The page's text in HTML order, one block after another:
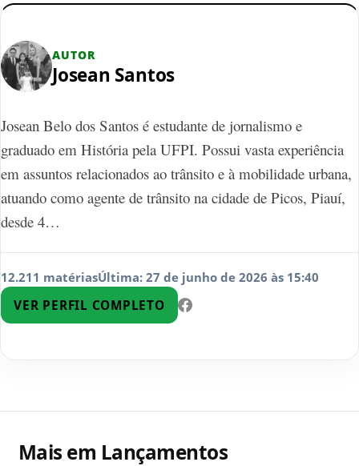
AUTOR
Josean Santos
Josean Belo dos Santos é estudante de jornalismo e
graduado em História pela UFPI. Possui vasta experiência
em assuntos relacionados ao trânsito e à mobilidade urbana,
atuando como agente de trânsito na cidade de Picos, Piauí,
desde 4…
12.211 matériasÚltima: 27 de junho de 2026 às 15:40
VER PERFIL COMPLETO
Mais em Lançamentos